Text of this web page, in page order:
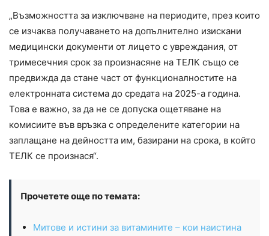
„Възможността за изключване на периодите, през които
се изчаква получаването на допълнително изискани
медицински документи от лицето с увреждания, от
тримесечния срок за произнасяне на ТЕЛК също се
предвижда да стане част от функционалностите на
електронната система до средата на 2025-а година.
Това е важно, за да не се допуска ощетяване на
комисиите във връзка с определените категории на
заплащане на дейността им, базирани на срока, в който
ТЕЛК се произнася“.
Прочетете още по темата:
Митове и истини за витамините – кои наистина